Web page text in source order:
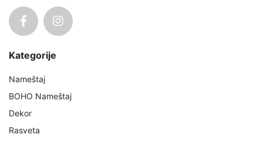
Kategorije
Nameštaj
BOHO Nameštaj
Dekor
Rasveta